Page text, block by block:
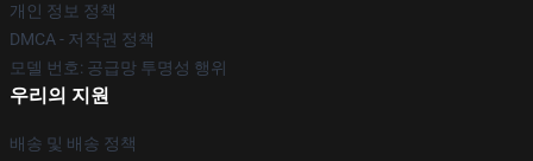
개인 정보 정책
DMCA - 저작권 정책
모델 번호: 공급망 투명성 행위
우리의 지원
배송 및 배송 정책